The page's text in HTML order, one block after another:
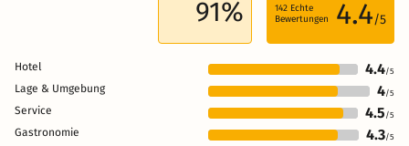
91% 142 Echte
Bewertungen
4.4/5
Hotel 4.4/5
Lage & Umgebung 4/5
Service 4.5 /5
Gastronomie 4.3/5